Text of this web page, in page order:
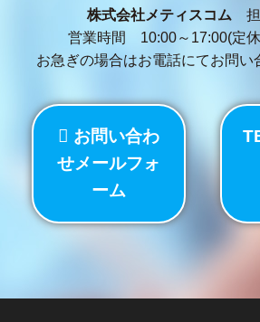
株式会社メティスコム 担
営業時間 10:00～17:00(定
お急ぎの場合はお電話にてお問い
お問い合わ
せメールフォ
ーム